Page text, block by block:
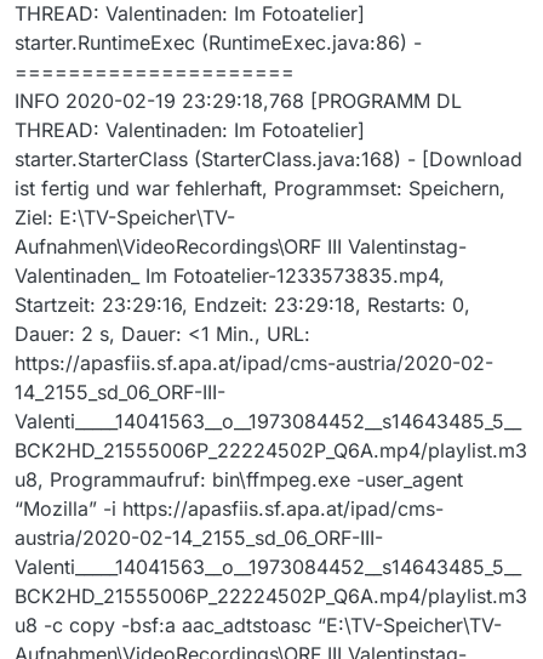
THREAD: Valentinaden: Im Fotoatelier]
starter.RuntimeExec (RuntimeExec.java:86) -
=====================
INFO 2020-02-19 23:29:18,768 [PROGRAMM DL
THREAD: Valentinaden: Im Fotoatelier]
starter.StarterClass (StarterClass.java:168) - [Download
ist fertig und war fehlerhaft, Programmset: Speichern,
Ziel: E:\TV-Speicher\TV-
Aufnahmen\VideoRecordings\ORF III Valentinstag-
Valentinaden_ Im Fotoatelier-1233573835.mp4,
Startzeit: 23:29:16, Endzeit: 23:29:18, Restarts: 0,
Dauer: 2 s, Dauer: <1 Min., URL:
https://apasfiis.sf.apa.at/ipad/cms-austria/2020-02-
14_2155_sd_06_ORF-III-
Valenti_____14041563__o__1973084452__s14643485_5__
BCK2HD_21555006P_22224502P_Q6A.mp4/playlist.m3
u8, Programmaufruf: bin\ffmpeg.exe -user_agent
“Mozilla” -i https://apasfiis.sf.apa.at/ipad/cms-
austria/2020-02-14_2155_sd_06_ORF-III-
Valenti_____14041563__o__1973084452__s14643485_5__
BCK2HD_21555006P_22224502P_Q6A.mp4/playlist.m3
u8 -c copy -bsf:a aac_adtstoasc “E:\TV-Speicher\TV-